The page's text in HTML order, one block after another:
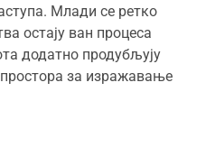
Млади се ретко
остају ван процеса
додатно продубљују
за изражавање